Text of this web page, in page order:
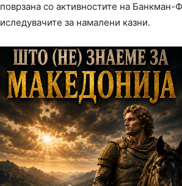
поврзана со активностите на
иследувачите за намалени казни.